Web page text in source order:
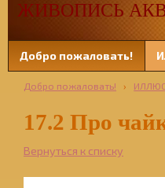
ЖИВОПИСЬ
Добро пожаловать!
Добро пожаловать! ›
17.2 Про
Вернуться к списку